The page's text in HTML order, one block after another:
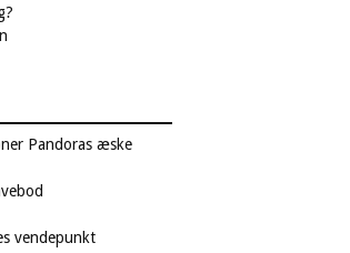
Pandoras æske
vendepunkt